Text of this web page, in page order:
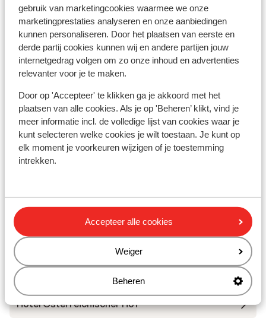
gebruik van marketingcookies waarmee we onze
marketingprestaties analyseren en onze aanbiedingen
kunnen personaliseren. Door het plaatsen van eerste en
derde partij cookies kunnen wij en andere partijen jouw
internetgedrag volgen om zo onze inhoud en advertenties
relevanter voor je te maken.
Door op 'Accepteer' te klikken ga je akkoord met het
plaatsen van alle cookies. Als je op 'Beheren’ klikt, vind je
meer informatie incl. de volledige lijst van cookies waar je
kunt selecteren welke cookies je wilt toestaan. Je kunt op
elk moment je voorkeuren wijzigen of je toestemming
intrekken.
Accepteer alle cookies
Weiger
Beheren
kilometer
Rustig gelegen
Aan een steile weg
Skipas, -les en verhuur
Skipas
Skilessen
Skimateriaal
Andere accommodaties in Ski Amadé
More Mountain Suites
A-ROSA Collection Straubinger Grand Hotel
Hotel Österreichischer Hof